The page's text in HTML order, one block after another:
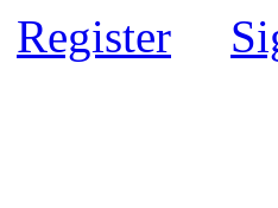
Register